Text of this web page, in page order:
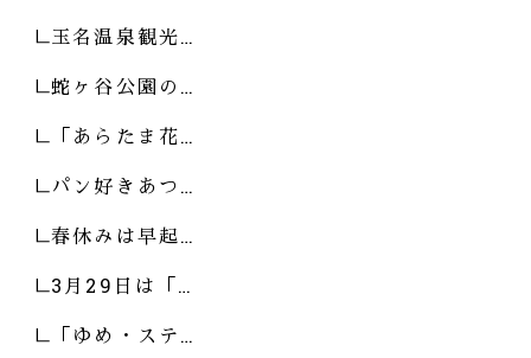
玉名温泉観光…
蛇ヶ谷公園の…
「あらたま花…
パン好きあつ…
春休みは早起…
3月29日は「…
「ゆめ・ステ…